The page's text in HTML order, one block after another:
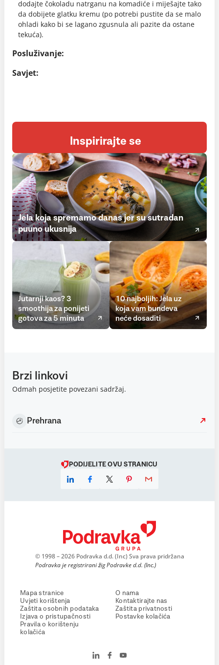
dodajte čokoladu natrganu na komadiće i miješajte tako
da dobijete glatku kremu (po potrebi pustite da se malo
ohladi kako bi se lagano zgusnula ali pazite da ostane
tekuća).
Posluživanje:
Savjet:
Inspirirajte se
Jela koja spremamo danas jer su sutradan
puuno ukusnija
Jutarnji kaos? 3
smoothija za ponijeti
gotova za 5 minuta
10 najboljih: Jela uz
koja vam bundeva
neće dosaditi
Brzi linkovi
Odmah posjetite povezani sadržaj.
Prehrana
PODIJELITE OVU STRANICU
© 1998 – 2026 Podravka d.d. (Inc) Sva prava pridržana
Podravka je registrirani žig Podravke d.d. (Inc.)
Mapa stranice
Uvjeti korištenja
Zaštita osobnih podataka
Izjava o pristupačnosti
Pravila o korištenju
kolačića
O nama
Kontaktirajte nas
Zaštita privatnosti
Postavke kolačića